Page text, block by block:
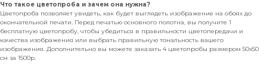
Что такое цветопроба и зачем она нужна?
Цветопроба позволяет увидеть, как будет выглядеть изображение на обоях до
окончательной печати. Перед печатью основного полотна, вы получите 1
бесплатную цветопробу, чтобы убедиться в правильности цветопередачи и
качества изображения или выбрать правильную тональность вашего
изображения. Дополнительно вы можете заказать 4 цветопробы размером 50х50
см за 1500р.